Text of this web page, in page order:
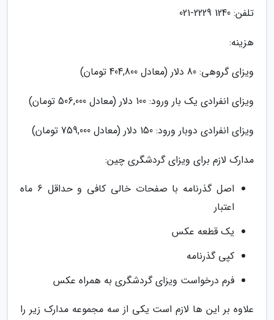
تلفن: 1240 2229-021
هزینه:
ویزای گروهی: 80 دلار (معادل 404,800 تومان)
ویزای انفرادی یک بار ورود: 100 دلار (معادل 506,000 تومان)
ویزای انفرادی دوبار ورود: 150 دلار (معادل 759,000 تومان)
مدارک لازم برای ویزای گردشگری چین:
اصل گذرنامه با صفحات خالی کافی و حداقل 6 ماه
اعتبار
یک قطعه عکس
کپی گذرنامه
فرم درخواست ویزای گردشگری به همراه عکس
علاوه بر این ها لازم است یکی از سه مجموعه مدارک زیر را